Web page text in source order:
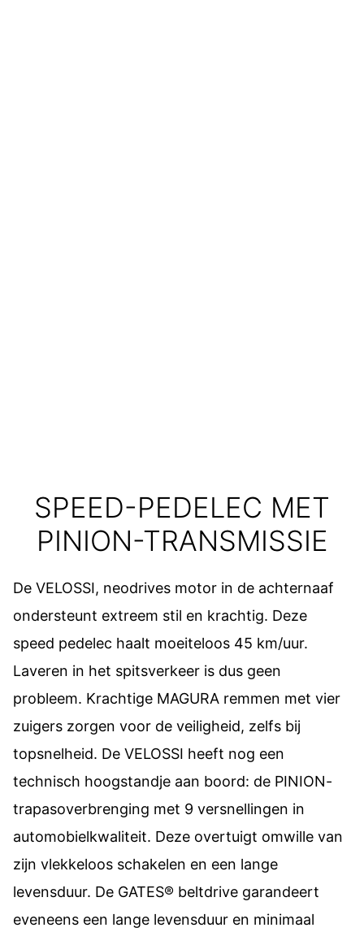
SPEED-PEDELEC MET
PINION-TRANSMISSIE
De VELOSSI, neodrives motor in de achternaaf
ondersteunt extreem stil en krachtig. Deze
speed pedelec haalt moeiteloos 45 km/uur.
Laveren in het spitsverkeer is dus geen
probleem. Krachtige MAGURA remmen met vier
zuigers zorgen voor de veiligheid, zelfs bij
topsnelheid. De VELOSSI heeft nog een
technisch hoogstandje aan boord: de PINION-
trapasoverbrenging met 9 versnellingen in
automobielkwaliteit. Deze overtuigt omwille van
zijn vlekkeloos schakelen en een lange
levensduur. De GATES® beltdrive garandeert
eveneens een lange levensduur en minimaal